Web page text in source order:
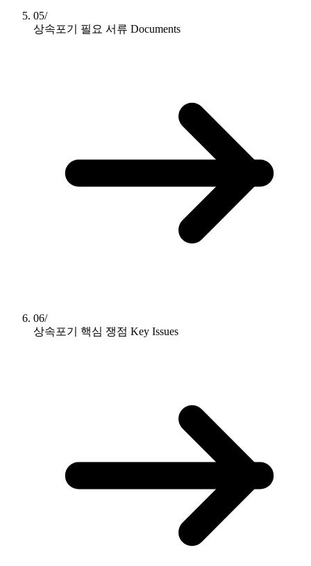
05/
상속포기 필요 서류 Documents
06/
상속포기 핵심 쟁점 Key Issues